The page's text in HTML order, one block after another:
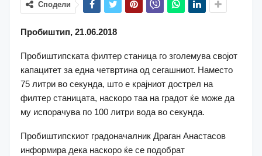
Сподели
Пробиштип, 21.06.2018
Пробиштипската филтер станица го зголемува својот
капацитет за една четвртина од сегашниот. Наместо
75 литри во секунда, што е крајниот дострел на
филтер станицата, наскоро таа на градот ќе може да
му испорачува по 100 литри вода во секунда.
Пробиштипскиот градоначалник Драган Анастасов
информира дека наскоро ќе се подобрат